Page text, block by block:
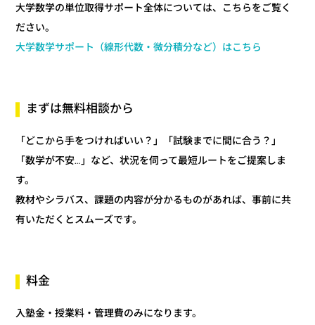
大学数学の単位取得サポート全体については、こちらをご覧く
ださい。
大学数学サポート（線形代数・微分積分など）はこちら
まずは無料相談から
「どこから手をつければいい？」「試験までに間に合う？」
「数学が不安…」など、状況を伺って最短ルートをご提案しま
す。
教材やシラバス、課題の内容が分かるものがあれば、事前に共
有いただくとスムーズです。
料金
入塾金・授業料・管理費のみになります。